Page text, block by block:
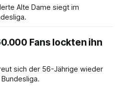
Alte Dame siegt im
Fans lockten ihn
sich der 56-Jährige wieder